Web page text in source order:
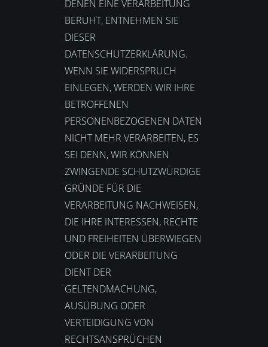
DENEN EINE VERARBEITUNG
BERUHT, ENTNEHMEN SIE
DIESER
DATENSCHUTZERKLÄRUNG.
WENN SIE WIDERSPRUCH
EINLEGEN, WERDEN WIR IHRE
BETROFFENEN
PERSONENBEZOGENEN DATEN
NICHT MEHR VERARBEITEN, ES
SEI DENN, WIR KÖNNEN
ZWINGENDE SCHUTZWÜRDIGE
GRÜNDE FÜR DIE
VERARBEITUNG NACHWEISEN,
DIE IHRE INTERESSEN, RECHTE
UND FREIHEITEN ÜBERWIEGEN
ODER DIE VERARBEITUNG
DIENT DER
GELTENDMACHUNG,
AUSÜBUNG ODER
VERTEIDIGUNG VON
RECHTSANSPRÜCHEN